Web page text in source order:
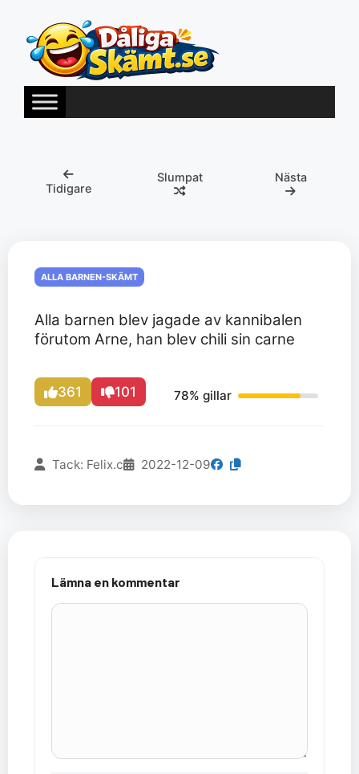
innehåll
Tidigare
Slumpat Nästa
ALLA BARNEN-SKÄMT
Alla barnen blev jagade av kannibalen
förutom Arne, han blev chili sin carne
361 101 78% gillar
Tack: Felix.c 2022-12-09
Lämna en kommentar
Kommentar